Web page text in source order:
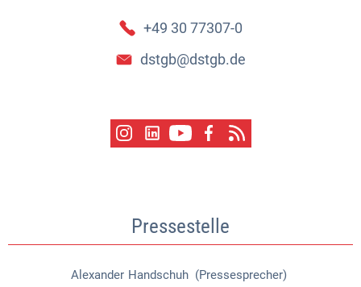
+49 30 77307-0
dstgb@dstgb.de
Pressestelle
Alexander Handschuh (Pressesprecher)
Alexander Handschuh